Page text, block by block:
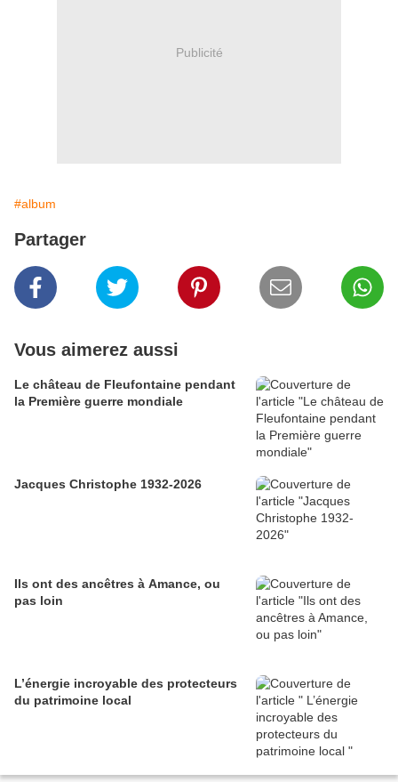
Publicité
#album
Partager
Vous aimerez aussi
Le château de Fleufontaine pendant
la Première guerre mondiale
Jacques Christophe 1932-2026
Ils ont des ancêtres à Amance, ou
pas loin
L’énergie incroyable des protecteurs
du patrimoine local